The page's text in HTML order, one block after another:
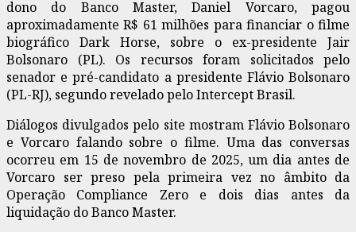
dono do Banco Master, Daniel Vorcaro, pagou
aproximadamente R$ 61 milhões para financiar o filme
biográfico Dark Horse, sobre o ex-presidente Jair
Bolsonaro (PL). Os recursos foram solicitados pelo
senador e pré-candidato a presidente Flávio Bolsonaro
(PL-RJ), segundo revelado pelo Intercept Brasil.
Diálogos divulgados pelo site mostram Flávio Bolsonaro
e Vorcaro falando sobre o filme. Uma das conversas
ocorreu em 15 de novembro de 2025, um dia antes de
Vorcaro ser preso pela primeira vez no âmbito da
Operação Compliance Zero e dois dias antes da
liquidação do Banco Master.